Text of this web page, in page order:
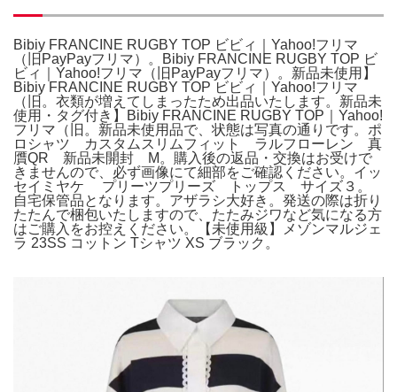
Bibiy FRANCINE RUGBY TOP ビビィ｜Yahoo!フリマ
（旧PayPayフリマ）。Bibiy FRANCINE RUGBY TOP ビ
ビィ｜Yahoo!フリマ（旧PayPayフリマ）。新品未使用】
Bibiy FRANCINE RUGBY TOP ビビィ｜Yahoo!フリマ
（旧。衣類が増えてしまったため出品いたします。新品未
使用・タグ付き】Bibiy FRANCINE RUGBY TOP｜Yahoo!
フリマ（旧。新品未使用品で、状態は写真の通りです。ポ
ロシャツ カスタムスリムフィット ラルフローレン 真
贋QR 新品未開封 M。購入後の返品・交換はお受けで
きませんので、必ず画像にて細部をご確認ください。イッ
セイミヤケ プリーツプリーズ トップス サイズ３。
自宅保管品となります。アザラシ大好き。発送の際は折り
たたんで梱包いたしますので、たたみジワなど気になる方
はご購入をお控えください。【未使用級】メゾンマルジェ
ラ 23SS コットン Tシャツ XS ブラック。